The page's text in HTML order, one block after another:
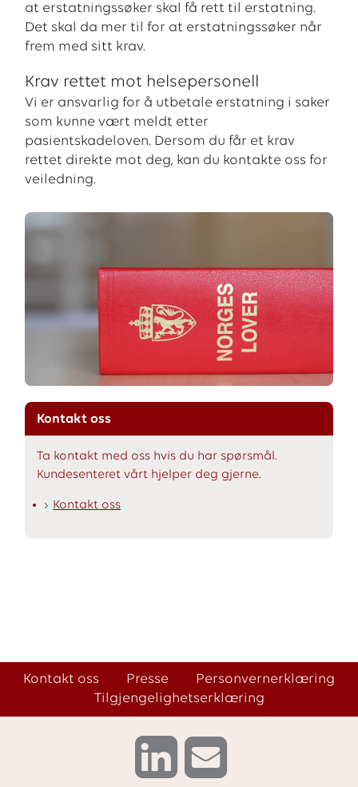
at erstatningssøker skal få rett til erstatning.
Det skal da mer til for at erstatningssøker når
frem med sitt krav.
Krav rettet mot helsepersonell
Vi er ansvarlig for å utbetale erstatning i saker
som kunne vært meldt etter
pasientskadeloven. Dersom du får et krav
rettet direkte mot deg, kan du kontakte oss for
veiledning.
Kontakt oss
Ta kontakt med oss hvis du har spørsmål.
Kundesenteret vårt hjelper deg gjerne.
Kontakt oss
Kontakt oss Presse
Personvernerklæring
Tilgjengelighetserklæring
L K